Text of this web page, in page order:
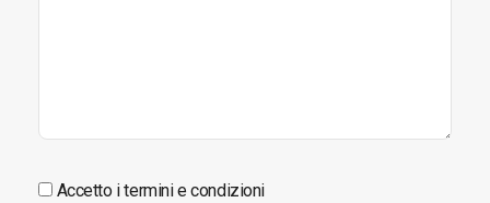
Accetto i termini e condizioni